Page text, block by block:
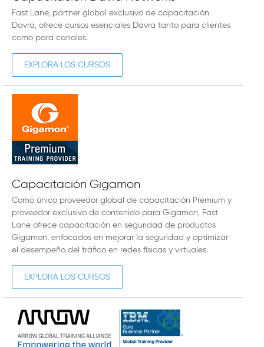
Fast Lane, partner global exclusivo de capacitación
Davra, ofrece cursos esenciales Davra tanto para clientes
como para canales.
EXPLORA LOS CURSOS
Capacitación Gigamon
Como único proveedor global de capacitación Premium y
proveedor exclusivo de contenido para Gigamon, Fast
Lane ofrece capacitación en seguridad de productos
Gigamon, enfocados en mejorar la seguridad y optimizar
el desempeño del tráfico en redes físicas y virtuales.
EXPLORA LOS CURSOS